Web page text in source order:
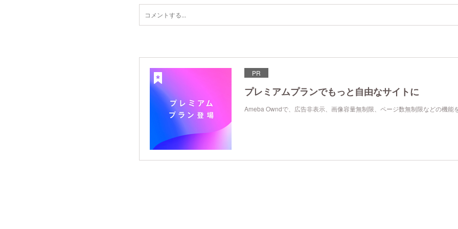
PR
プレミアムプランでもっと自由なサイトに
Ameba Owndで、広告非表示、画像容量無制限、ページ数無制限などの機能